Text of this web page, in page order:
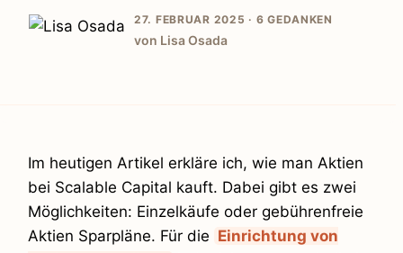
27. FEBRUAR 2025 · 6 GEDANKEN
von Lisa Osada
Im heutigen Artikel erkläre ich, wie man Aktien
bei Scalable Capital kauft. Dabei gibt es zwei
Möglichkeiten: Einzelkäufe oder gebührenfreie
Aktien Sparpläne. Für die Einrichtung von